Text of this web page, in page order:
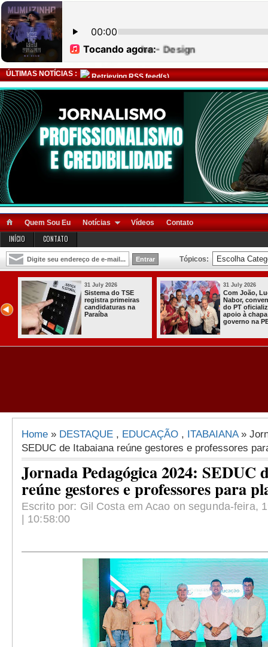
ÚLTIMAS NOTÍCIAS : Retrieving RSS feed(s)
Quem Sou Eu Notícias Vídeos Contato
INÍCIO CONTATO
Tópicos:
31 July 2026
Sistema do TSE
registra primeiras
candidaturas na
Paraíba
31 July 2026
Com João,
Nabor,
do PT
apoio à
governo na
Home » DESTAQUE , EDUCAÇÃO , ITABAIANA»
SEDUC de Itabaiana reúne gestores e professores
Jornada Pedagógica 2024: SEDUC
reúne gestores e professores para
Escrito por: Gil Costa em Acao on segunda-feira,
| 10:58:00